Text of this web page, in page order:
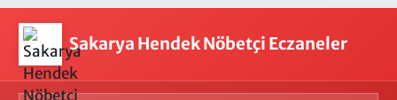
Sakarya Hendek Nöbetçi Eczaneler